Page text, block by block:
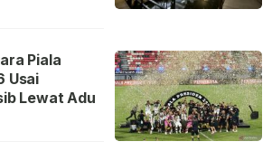
Piala
Usai
Lewat Adu